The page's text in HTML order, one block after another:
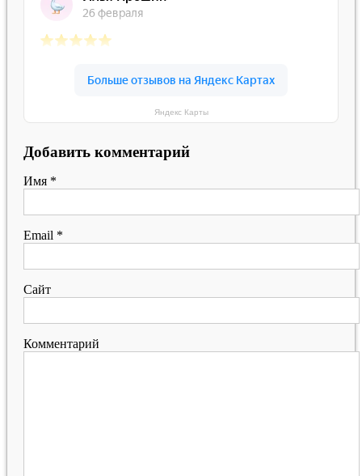
Яндекс Карты
Добавить комментарий
Имя *
Email *
Сайт
Комментарий